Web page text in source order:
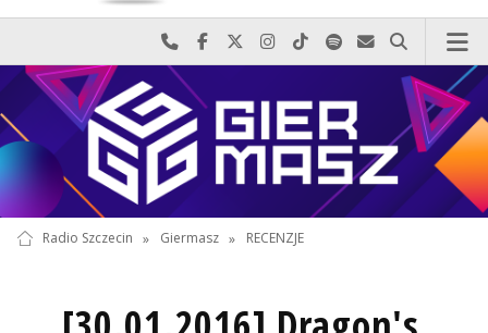
Najlepiej po prostu do nas zadzwoń
Odwiedź nas na Facebook-u
Odwiedź nas na X
Odwiedź nas na Instagram-ie
Odwiedź nas na TikTok-u
Szukaj nas na Spotify
Wyślij do nas
Szukaj
Radio Szczecin » Giermasz » RECENZJE